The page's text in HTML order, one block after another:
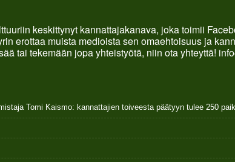
keskittynyt kannattajakanava, joka toimii
erottaa muista medioista sen omaehtoisuus ja
tai tekemään jopa yhteistyötä, niin ota yhteyttä!
Tomi Kaismo: kannattajien toiveesta päätyyn tulee 250